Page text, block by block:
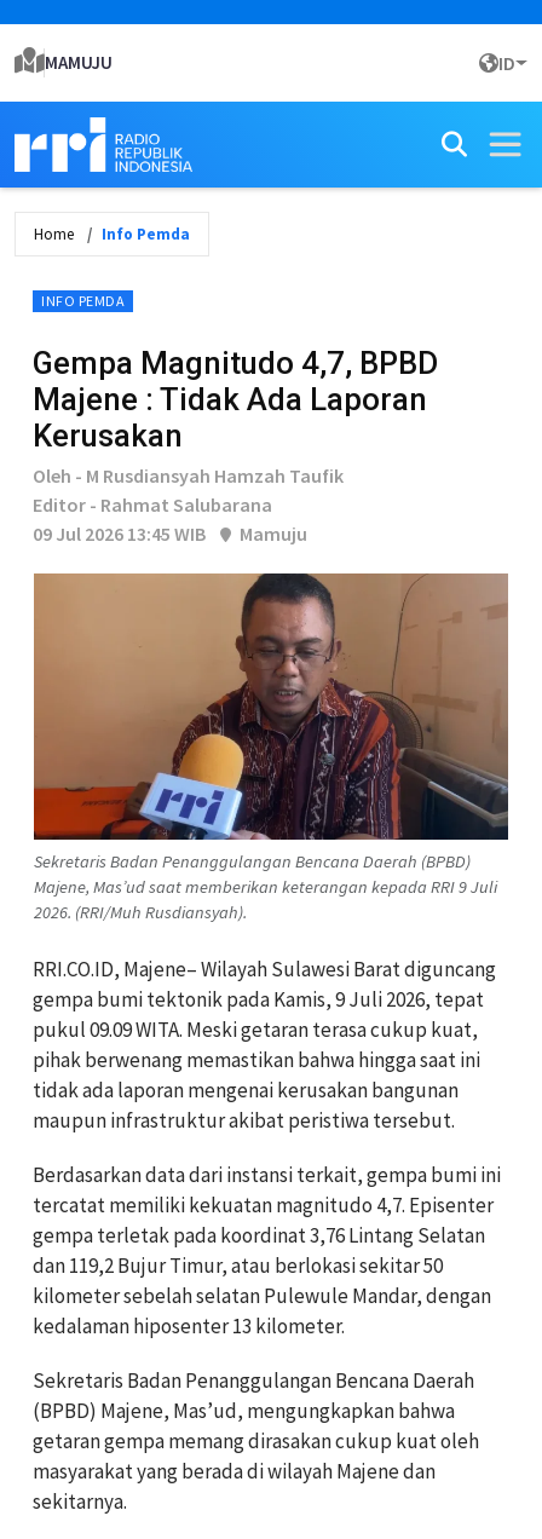
MAMUJU ID
Home Info Pemda
INFO PEMDA
Gempa Magnitudo 4,7, BPBD
Majene : Tidak Ada Laporan
Kerusakan
Oleh - M Rusdiansyah Hamzah Taufik
Editor - Rahmat Salubarana
09 Jul 2026 13:45 WIB
Mamuju
Sekretaris Badan Penanggulangan Bencana Daerah (BPBD)
Majene, Mas’ud saat memberikan keterangan kepada RRI 9 Juli
2026. (RRI/Muh Rusdiansyah).
RRI.CO.ID, Majene– Wilayah Sulawesi Barat diguncang
gempa bumi tektonik pada Kamis, 9 Juli 2026, tepat
pukul 09.09 WITA. Meski getaran terasa cukup kuat,
pihak berwenang memastikan bahwa hingga saat ini
tidak ada laporan mengenai kerusakan bangunan
maupun infrastruktur akibat peristiwa tersebut.
Berdasarkan data dari instansi terkait, gempa bumi ini
tercatat memiliki kekuatan magnitudo 4,7. Episenter
gempa terletak pada koordinat 3,76 Lintang Selatan
dan 119,2 Bujur Timur, atau berlokasi sekitar 50
kilometer sebelah selatan Pulewule Mandar, dengan
kedalaman hiposenter 13 kilometer.
Sekretaris Badan Penanggulangan Bencana Daerah
(BPBD) Majene, Mas’ud, mengungkapkan bahwa
getaran gempa memang dirasakan cukup kuat oleh
masyarakat yang berada di wilayah Majene dan
sekitarnya.